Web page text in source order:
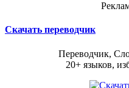
Скачать переводчик
Переводчик,
20+ языков,